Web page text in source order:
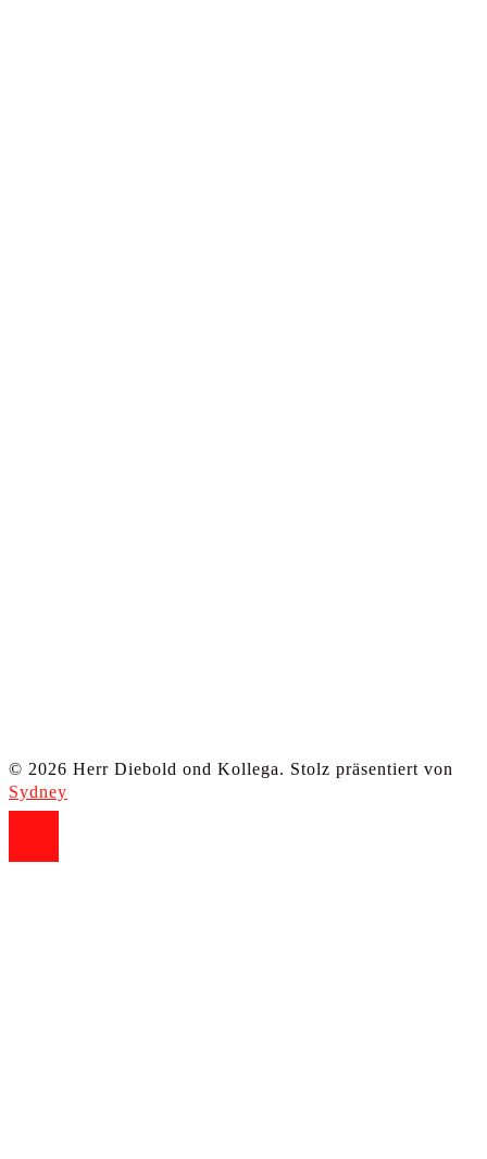
© 2026 Herr Diebold ond Kollega. Stolz präsentiert von
Sydney